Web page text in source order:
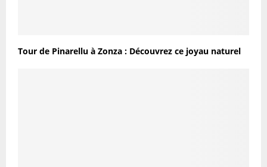
Tour de Pinarellu à Zonza : Découvrez ce joyau naturel